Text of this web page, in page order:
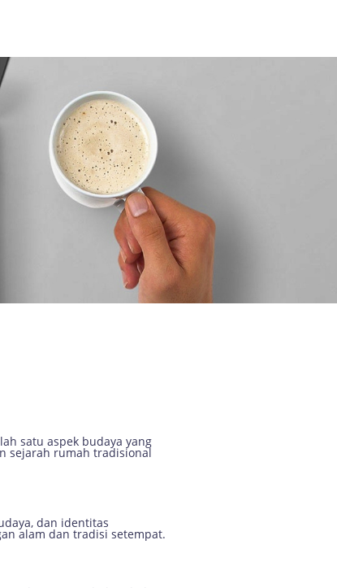
satu aspek budaya yang
sejarah rumah tradisional
dan identitas
alam dan tradisi setempat.